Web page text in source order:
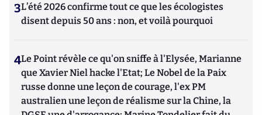
3L’été 2026 confirme tout ce que les écologistes
disent depuis 50 ans : non, et voilà pourquoi
4Le Point révèle ce qu'on sniffe à l'Elysée, Marianne
que Xavier Niel hacke l'Etat; Le Nobel de la Paix
russe donne une leçon de courage, l'ex PM
australien une leçon de réalisme sur la Chine, la